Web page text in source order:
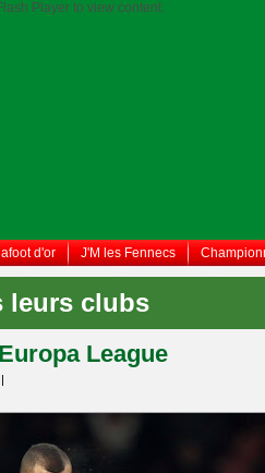
Player to view content.
d'or J'M les Fennecs
leurs clubs
League